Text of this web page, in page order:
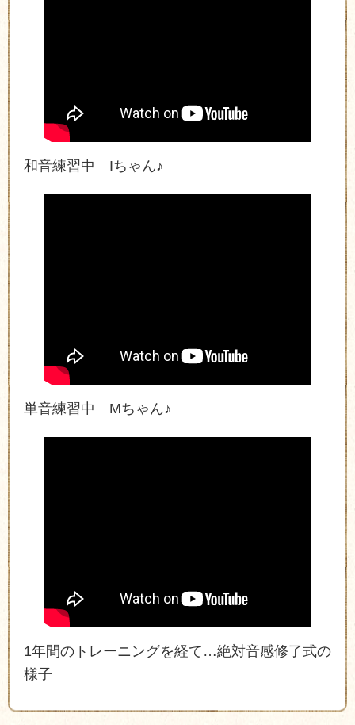
和音練習中 Iちゃん♪
単音練習中 Mちゃん♪
1年間のトレーニングを経て…絶対音感修了式の
様子